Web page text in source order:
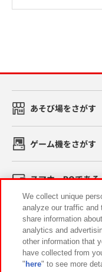
あそび場をさがす
ゲーム機をさがす
スマホ・PCであそ
イベント・キャン
We collect unique
analyze our traffic and
share information
analytics and
other information that
have collected from
" here" to see more